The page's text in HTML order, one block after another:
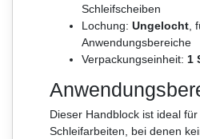
Schleifscheiben
Lochung: Ungelocht ,
Anwendungsbereiche
Verpackungseinheit: 1
Dieser Handblock ist ideal
Schleifarbeiten, bei denen